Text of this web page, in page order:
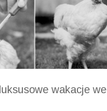
wakacje we